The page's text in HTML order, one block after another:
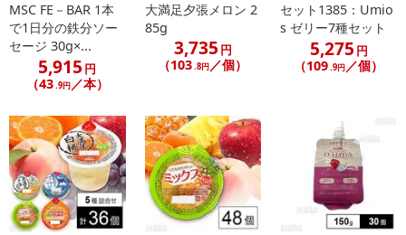
MSC FE－BAR 1本
で1日分の鉄分ソー
セージ 30g×...
5,915 円
（43.9円／本）
大満足夕張メロン 2
85g
3,735 円
（103.8円／個）
セット1385：Umio
s ゼリー7種セット
5,275 円
（109.9円／個）